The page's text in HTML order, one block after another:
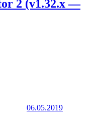
2 (v1.32.x —
06.05.2019